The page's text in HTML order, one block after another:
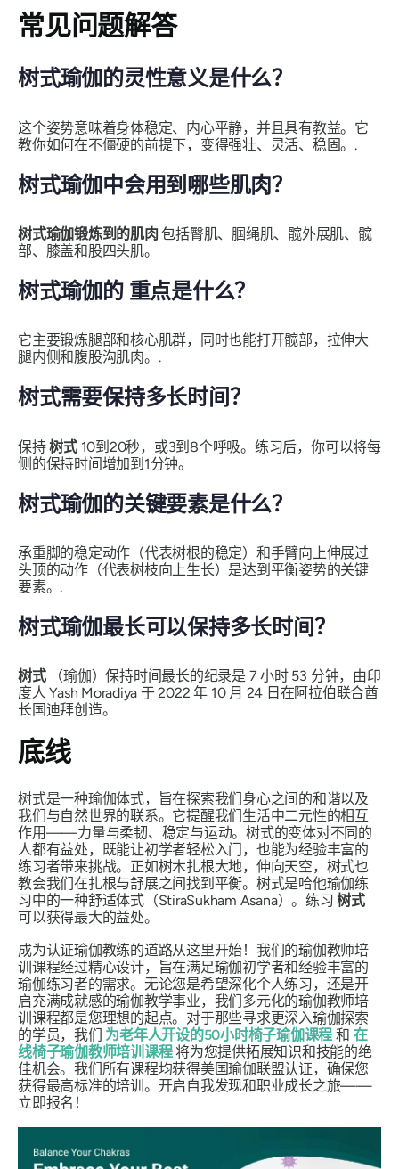
常见问题解答
树式瑜伽的灵性意义是什么？
这个姿势意味着身体稳定、内心平静，并且具有教益。它
教你如何在不僵硬的前提下，变得强壮、灵活、稳固。.
树式瑜伽中会用到哪些肌肉？
树式瑜伽锻炼到的肌肉包括臀肌、腘绳肌、髋外展肌、髋
部、膝盖和股四头肌。
树式瑜伽的 重点是什么？
它主要锻炼腿部和核心肌群，同时也能打开髋部，拉伸大
腿内侧和腹股沟肌肉。.
树式需要保持多长时间？
保持树式 10到20秒，或3到8个呼吸。练习后，你可以将每
侧的保持时间增加到1分钟。
树式瑜伽的关键要素是什么？
承重脚的稳定动作（代表树根的稳定）和手臂向上伸展过
头顶的动作（代表树枝向上生长）是达到平衡姿势的关键
要素。.
树式瑜伽最长可以保持多长时间？
树式
（瑜伽）保持时间最长的纪录是 7 小时 53 分钟，由印
度人 Yash Moradiya 于 2022 年 10 月 24 日在阿拉伯联合酋
长国迪拜创造。
底线
树式是一种瑜伽体式，旨在探索我们身心之间的和谐以及
我们与自然世界的联系。它提醒我们生活中二元性的相互
作用——力量与柔韧、稳定与运动。树式的变体对不同的
人都有益处，既能让初学者轻松入门，也能为经验丰富的
练习者带来挑战。正如树木扎根大地，伸向天空，树式也
教会我们在扎根与舒展之间找到平衡。树式是哈他瑜伽练
习中的一种舒适体式（StiraSukham Asana）。练习树式
可以获得最大的益处。
成为认证瑜伽教练的道路从这里开始！我们的瑜伽教师培
训课程经过精心设计，旨在满足瑜伽初学者和经验丰富的
瑜伽练习者的需求。无论您是希望深化个人练习，还是开
启充满成就感的瑜伽教学事业，我们多元化的瑜伽教师培
训课程都是您理想的起点。对于那些寻求更深入瑜伽探索
的学员，我们 为老年人开设的50小时椅子瑜伽课程 和 在
线椅子瑜伽教师培训课程将为您提供拓展知识和技能的绝
佳机会。我们所有课程均获得美国瑜伽联盟认证，确保您
获得最高标准的培训。开启自我发现和职业成长之旅——
立即报名！